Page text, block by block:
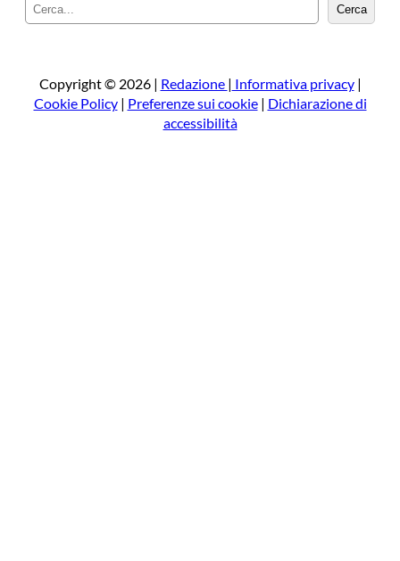
e
a
Cerca
Copyright © 2026 | Redazione | Informativa privacy|
Cookie Policy| Preferenze sui cookie| Dichiarazione di
accessibilità